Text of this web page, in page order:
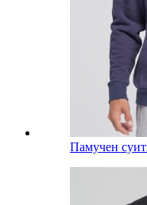
Памучен